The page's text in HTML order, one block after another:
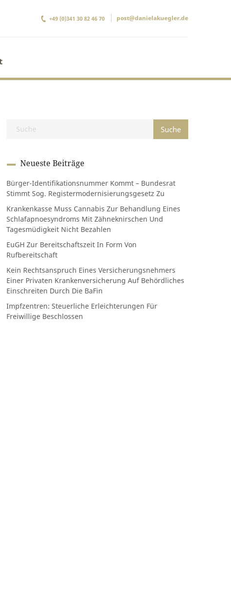
+49 (0)341 30 82 46 70 post@danielakuegler.de
Neueste Beiträge
Bürger-Identifikationsnummer Kommt – Bundesrat
Stimmt Sog. Registermodernisierungsgesetz Zu
Krankenkasse Muss Cannabis Zur Behandlung Eines
Schlafapnoesyndroms Mit Zähneknirschen Und
Tagesmüdigkeit Nicht Bezahlen
EuGH Zur Bereitschaftszeit In Form Von
Rufbereitschaft
Kein Rechtsanspruch Eines Versicherungsnehmers
Einer Privaten Krankenversicherung Auf Behördliches
Einschreiten Durch Die BaFin
Impfzentren: Steuerliche Erleichterungen Für
Freiwillige Beschlossen